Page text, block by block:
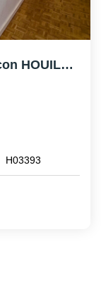
Appartement 2 Chambres + Balcon HOUILLES
H03393